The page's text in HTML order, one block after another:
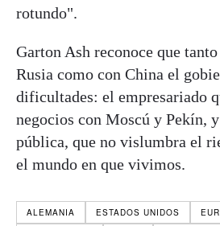
rotundo".
Garton Ash reconoce que
Rusia como con China el
dificultades: el empresariado
negocios con Moscú y Pekín,
pública, que no vislumbra el
el mundo en que vivimos.
ALEMANIA ESTADOS UNIDOS